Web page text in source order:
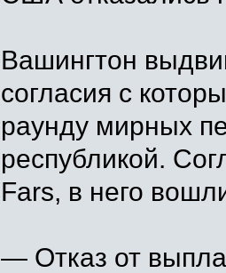
Вашингтон
согласия с
раунду мирных
республикой.
Fars, в него
— Отказ от